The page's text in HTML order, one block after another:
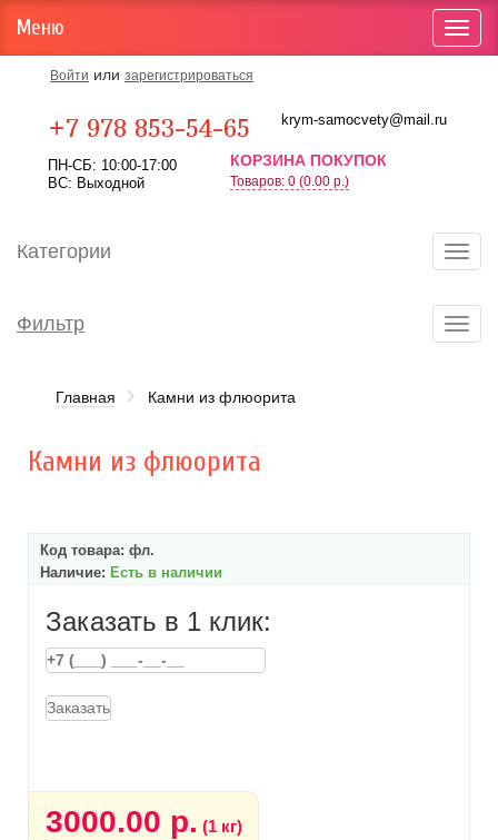
Войти или зарегистрироваться
+7 978 853-54-65 krym-samocvety@mail.ru
ПН-СБ: 10:00-17:00
ВС: Выходной
КОРЗИНА ПОКУПОК
Товаров: 0 (0.00 р.)
Меню
Категории
Фильтр
Главная Камни из флюорита
Камни из флюорита
Код товара: фл.
Наличие: Есть в наличии
Заказать в 1 клик:
Заказать
3000.00 р. (1 кг)